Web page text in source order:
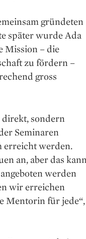
gründeten
später wurde Ada
Mission – die
zu fördern –
gross
sondern
Seminaren
erreicht werden.
an, aber das kann
werden
wir erreichen
Mentorin für jede“,